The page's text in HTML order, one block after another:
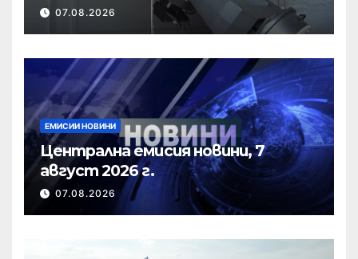
07.08.2026
ЕМИСИИ НОВИНИ
Централна емисия новини, 7
август 2026 г.
07.08.2026